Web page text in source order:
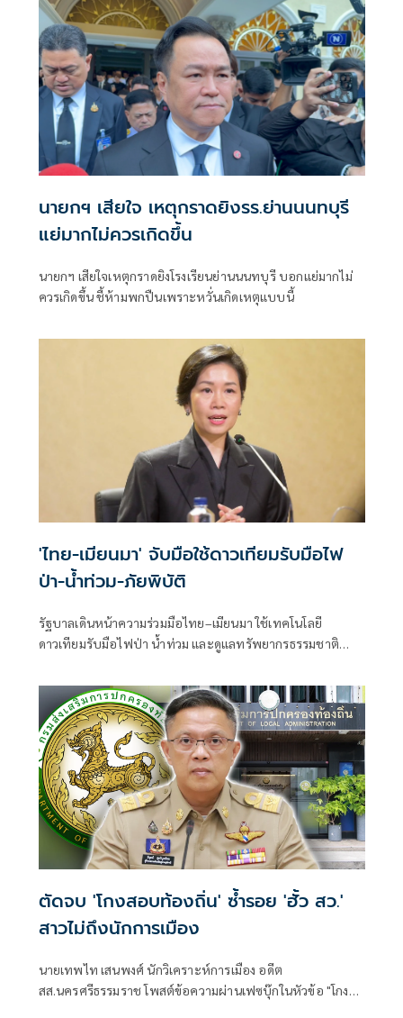
นายกฯ เสียใจ เหตุกราดยิงรร.ย่านนนทบุรี
แย่มากไม่ควรเกิดขึ้น
นายกฯ เสียใจเหตุกราดยิงโรงเรียนย่านนนทบุรี บอกแย่มากไม่
ควรเกิดขึ้น ชี้ห้ามพกปืนเพราะหวั่นเกิดเหตุแบบนี้
'ไทย-เมียนมา' จับมือใช้ดาวเทียมรับมือไฟ
ป่า-น้ำท่วม-ภัยพิบัติ
รัฐบาลเดินหน้าความร่วมมือไทย–เมียนมา ใช้เทคโนโลยี
ดาวเทียมรับมือไฟป่า น้ำท่วม และดูแลทรัพยากรธรรมชาติ
ตัดจบ 'โกงสอบท้องถิ่น' ซ้ำรอย 'ฮั้ว สว.'
สาวไม่ถึงนักการเมือง
นายเทพไท เสนพงศ์ นักวิเคราะห์การเมือง อดีต
สส.นครศรีธรรมราช โพสต์ข้อความผ่านเฟซบุ๊กในหัวข้อ "โกง